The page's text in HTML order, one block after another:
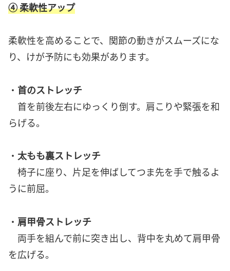
④ 柔軟性アップ
柔軟性を高めることで、関節の動きがスムーズにな
り、けが予防にも効果があります。
・ 首のストレッチ
首を前後左右にゆっくり倒す。肩こりや緊張を和
らげる。
・ 太もも裏ストレッチ
椅子に座り、片足を伸ばしてつま先を手で触るよ
うに前屈。
・ 肩甲骨ストレッチ
両手を組んで前に突き出し、背中を丸めて肩甲骨
を広げる。